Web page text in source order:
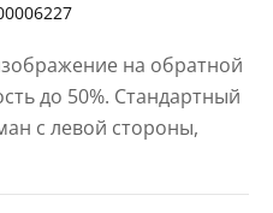
на обратной
до 50%. Стандартный
с левой стороны,